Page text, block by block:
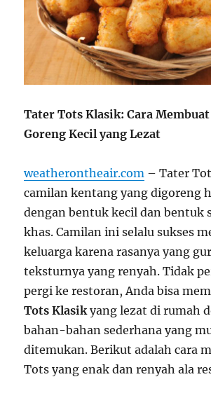
Tater Tots Klasik: Cara
Goreng Kecil yang Lezat
weatherontheair.com – Tater
camilan kentang yang digoreng
dengan bentuk kecil dan bentuk
khas. Camilan ini selalu sukses
keluarga karena rasanya yang
teksturnya yang renyah. Tidak
pergi ke restoran, Anda bisa
Tots Klasik yang lezat di rumah
bahan-bahan sederhana yang
ditemukan. Berikut adalah cara
Tots yang enak dan renyah ala